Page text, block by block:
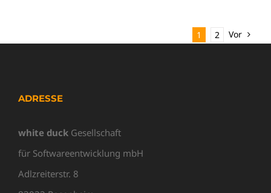
1 2 Vor
ADRESSE
white duck Gesellschaft
für Softwareentwicklung mbH
Adlzreiterstr. 8